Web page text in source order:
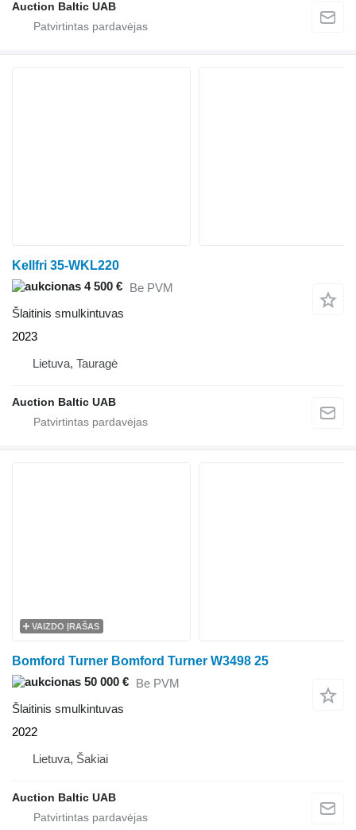
Auction Baltic UAB
Kellfri 35-WKL220
4 500 € Be PVM
Šlaitinis smulkintuvas
2023
Lietuva, Tauragė
Auction Baltic UAB
VAIZDO ĮRAŠAS
Bomford Turner Bomford Turner W3498 25
50 000 € Be PVM
Šlaitinis smulkintuvas
2022
Lietuva, Šakiai
Auction Baltic UAB